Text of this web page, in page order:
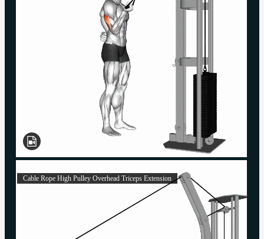
Cable Rope High Pulley Overhead Triceps Extension